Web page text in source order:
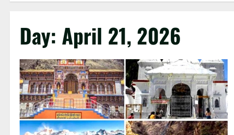
Day: April 21, 2026